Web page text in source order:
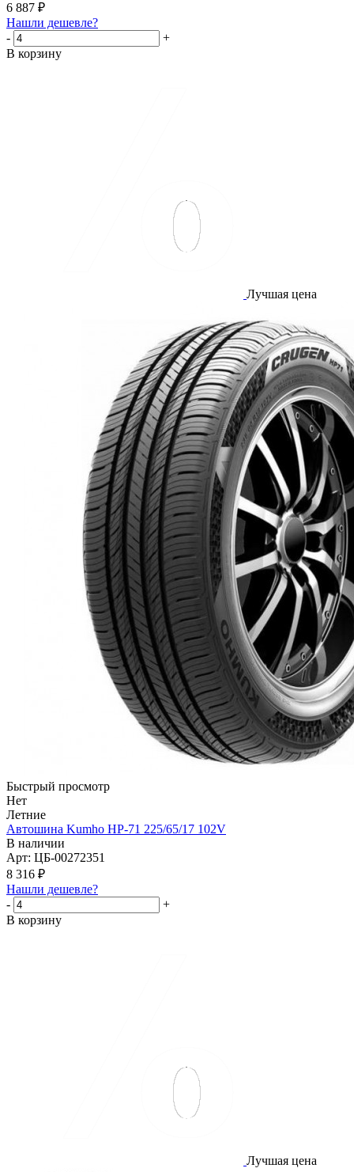
6 887 ₽
Нашли дешевле?
-
+
В корзину
Лучшая цена
Быстрый просмотр
Нет
Летние
Автошина Kumho HP-71 225/65/17 102V
В наличии
Арт: ЦБ-00272351
8 316 ₽
Нашли дешевле?
-
+
В корзину
Лучшая цена